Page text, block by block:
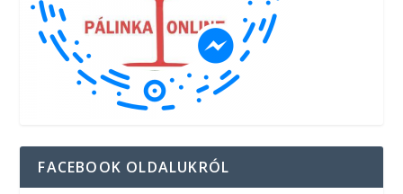
FACEBOOK OLDALUKRÓL